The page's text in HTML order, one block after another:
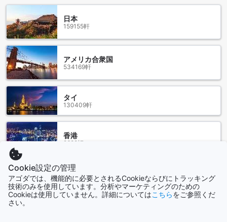
します。さらに、スイートキングルームは64平方メートルの
広さを誇り、贅沢な滞在を望む方に最適です。スーペリアル
ームも28平方メートルのコンパクトながら快適な空間を持
ち、シングルまたはキングサイズベッドの選択肢がございま
す。 また、アゴダでこれらの客室を予約することで、最良の
価格を獲得できるだけでなく、予約手続きもシンプルでスト
レスフリーな体験をお約束します。手間なく素早く理想の客
室を確保し、素晴らしいバリ島の滞在をお楽しみください。
グラハ ビーチ センギギ ホテルの周辺エリア
ロンボク島のセンギギ地区は、美しいビーチと豊かな自然が
魅力のリゾート地です。グラハ ビーチ センギギ ホテルは、こ
の魅力的な地域に位置しており、素晴らしい滞在をお約束し
ホテルから徒歩圏内には、白い砂浜と青い海が広がるグラハ
ビーチがあります。ここでは、日光浴や海水浴を楽しむだけ
でなく、シュノーケリングやダイビングなどのマリンスポー
ツもお楽しみいただけます。また、ビーチ沿いにはレストラ
ンやカフェも点在しており、地元の美味しい料理や飲み物を
楽しむこともできます。
日本
159155軒
アメリカ合衆国
534169軒
タイ
130409軒
香港
2688軒
シンガポール
1501軒
Cookie設定の管理
アゴダでは、機能的に必要とされるCookieならびにトラッキング
技術のみを使用しています。分析やマーケティングのための
Cookieは使用していません。詳細についてはこちらをご参照くだ
さい。